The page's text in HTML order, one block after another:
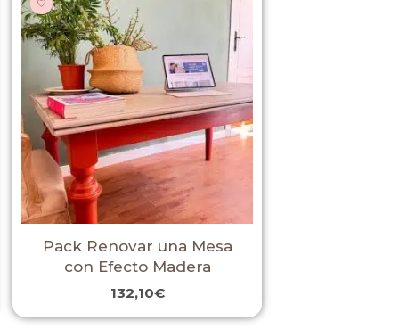
Pack Renovar una Mesa
con Efecto Madera
132,10€